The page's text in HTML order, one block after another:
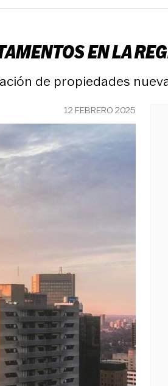
EN LA
de propiedades
12 FEBRERO 2025